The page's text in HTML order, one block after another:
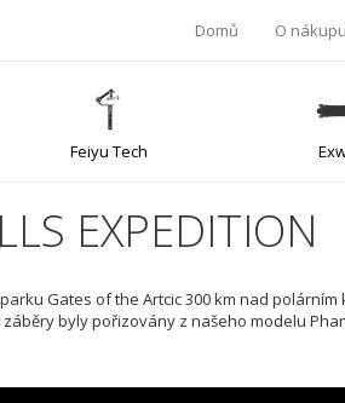
Domů O nákupu
Feiyu Tech
EXPEDITION
Gates of the Artcic 300 km nad
byly pořizovány z našeho modelu